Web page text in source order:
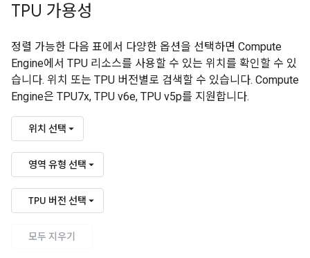
TPU 가용성
정렬 가능한 다음 표에서 다양한 옵션을 선택하면 Compute
Engine에서 TPU 리소스를 사용할 수 있는 위치를 확인할 수 있
습니다. 위치 또는 TPU 버전별로 검색할 수 있습니다. Compute
Engine은 TPU7x, TPU v6e, TPU v5p를 지원합니다.
위치 선택
영역 유형 선택
TPU 버전 선택
모두 지우기